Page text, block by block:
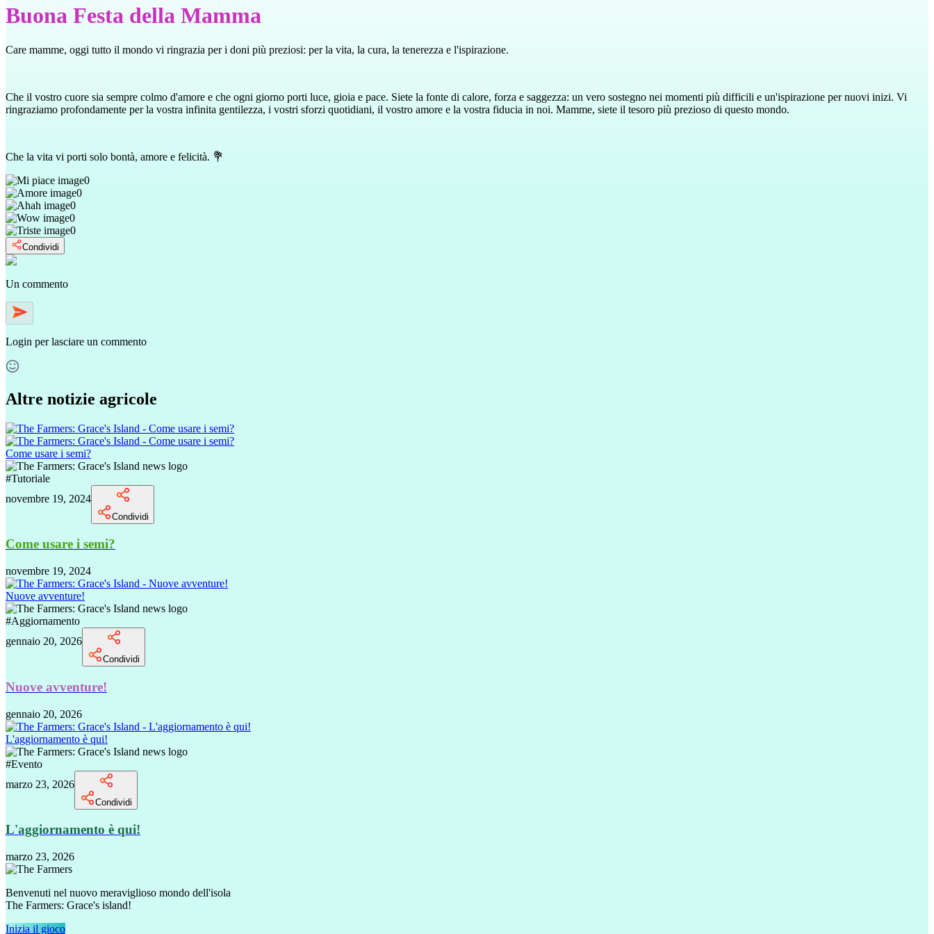
Buona Festa della Mamma
Care mamme, oggi tutto il mondo vi ringrazia per i doni più preziosi: per la vita, la cura, la tenerezza e l'ispirazione.
Che il vostro cuore sia sempre colmo d'amore e che ogni giorno porti luce, gioia e pace. Siete la fonte di calore, forza e saggezza: un vero sostegno nei momenti più difficili e un'ispirazione per nuovi inizi. Vi
ringraziamo profondamente per la vostra infinita gentilezza, i vostri sforzi quotidiani, il vostro amore e la vostra fiducia in noi. Mamme, siete il tesoro più prezioso di questo mondo.
Che la vita vi porti solo bontà, amore e felicità. 💐
0
0
0
0
0
Condividi
Un commento
Login per lasciare un commento
Altre notizie agricole
Come usare i semi?
#Tutoriale
novembre 19, 2024
Condividi
Come usare i semi?
novembre 19, 2024
Nuove avventure!
#Aggiornamento
gennaio 20, 2026
Condividi
Nuove avventure!
gennaio 20, 2026
L'aggiornamento è qui!
#Evento
marzo 23, 2026
Condividi
L'aggiornamento è qui!
marzo 23, 2026
Benvenuti nel nuovo meraviglioso mondo dell'isola
The Farmers: Grace's island!
Inizia il gioco